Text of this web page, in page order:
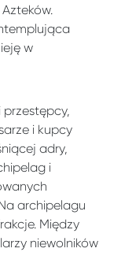
w
przestępcy,
i kupcy
adry,
i
archipelagu
Między
niewolników